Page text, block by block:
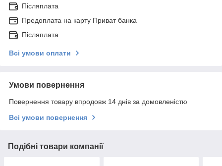
Післяплата
Предоплата на карту Приват банка
Післяплата
Всі умови оплати
Умови повернення
Повернення товару впродовж 14 днів за домовленістю
Всі умови повернення
Подібні товари компанії